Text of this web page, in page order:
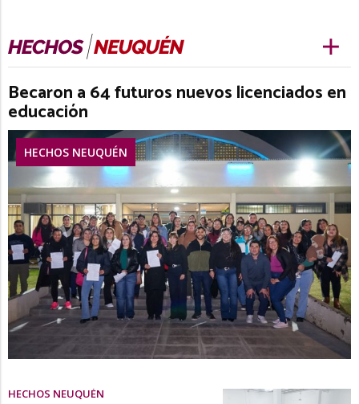
Becaron a 64 futuros nuevos licenciados en
educación
HECHOS NEUQUÉN
HECHOS NEUQUÉN